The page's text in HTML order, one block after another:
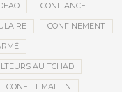
CONFIANCE
CONFINEMENT
AU TCHAD
CONFLIT MALIEN